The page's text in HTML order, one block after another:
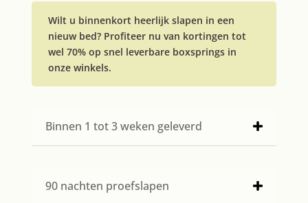
Wilt u binnenkort heerlijk slapen in een
nieuw bed? Profiteer nu van kortingen tot
wel 70% op snel leverbare boxsprings in
onze winkels.
Binnen 1 tot 3 weken geleverd
90 nachten proefslapen